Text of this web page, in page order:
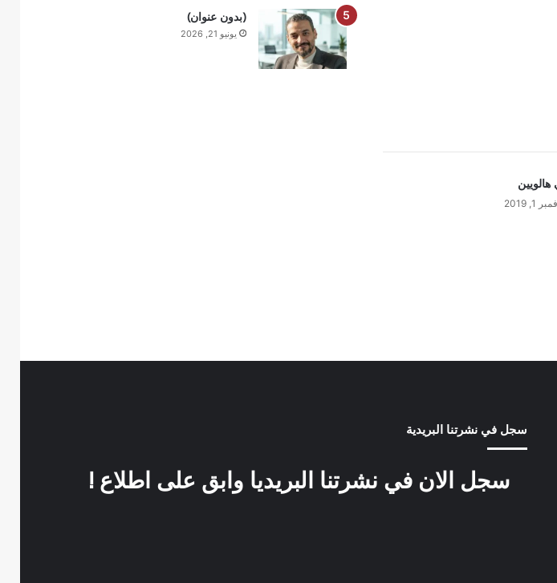
هالويين
1, 2019
(بدون عنوان)
يونيو 21, 2026
سجل في نشرتنا البريدية
سجل الان في نشرتنا البريديا وابق على اطلاع !